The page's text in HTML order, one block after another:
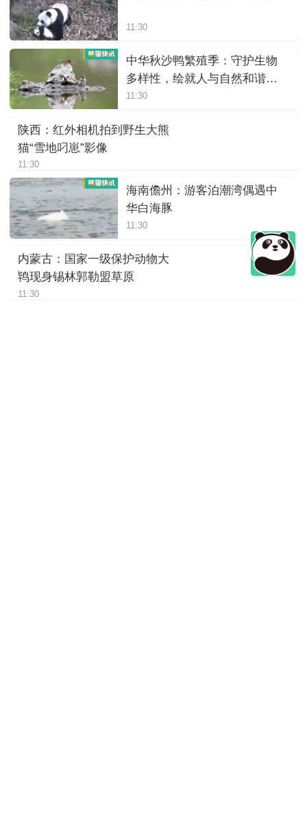
11:30
中华秋沙鸭繁殖季：守护生物
多样性，绘就人与自然和谐画
卷
11:30
陕西：红外相机拍到野生大熊
猫“雪地叼崽”影像
11:30
海南儋州：游客泊潮湾偶遇中
华白海豚
11:30
内蒙古：国家一级保护动物大
鸨现身锡林郭勒盟草原
11:30